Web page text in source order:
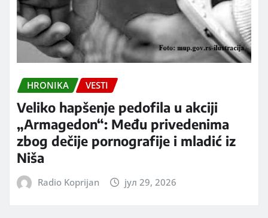
HRONIKA VESTI
Veliko hapšenje pedofila u akciji
„Armagedon“: Među privedenima
zbog dečije pornografije i mladić iz
Niša
Radio Koprijan јул 29, 2026